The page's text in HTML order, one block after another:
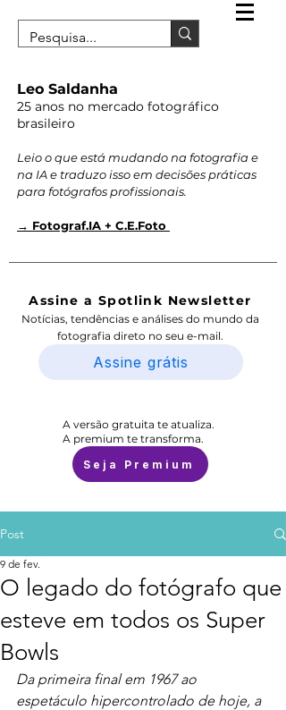
Leo Saldanha
25 anos no mercado fotográfico
brasileiro
Leio o que está mudando na fotografia e
na IA e traduzo isso em decisões práticas
para fotógrafos profissionais.
→ Fotograf.IA + C.E.Foto
Assine a Spotlink Newsletter
Notícias, tendências e análises do mundo da
fotografia direto no seu e-mail.
Assine grátis
A versão gratuita te atualiza.
A premium te transforma.
Seja Premium
Post
O legado do fotógrafo que
esteve em todos os Super
Bowls
9 de fev.
Da primeira final em 1967 ao
espetáculo hipercontrolado de hoje, a